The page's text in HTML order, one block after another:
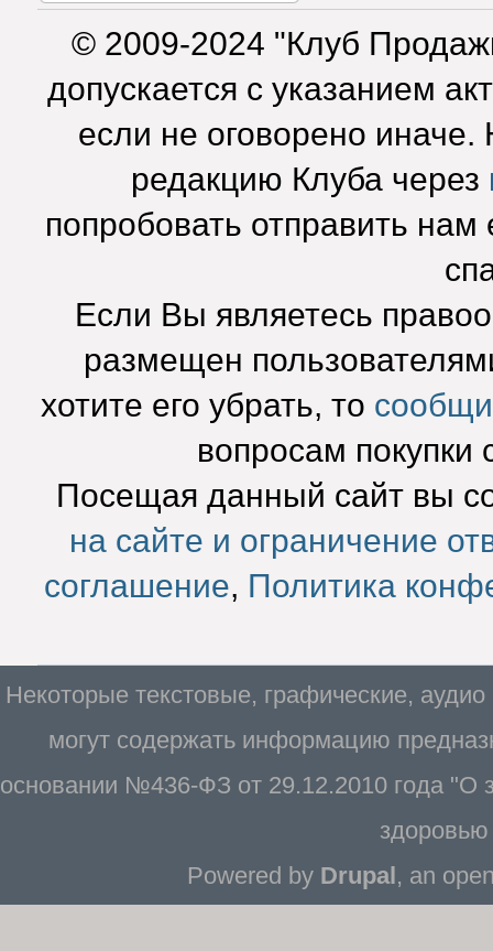
© 2009-2024 "Клуб
допускается с указанием
если не оговорено
редакцию Клуба через
попробовать отправить нам
Если Вы являетесь
размещен
хотите его убрать, то
вопросам покупки
Посещая данный сайт вы
на сайте и ограничение
соглашение, Политика
Некоторые текстовые, графические,
могут содержать информацию
основании №436-ФЗ от 29.12.2010 года "О
Powered by Drupal, an